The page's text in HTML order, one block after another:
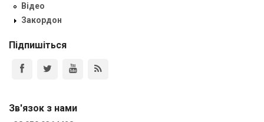
Відео
Закордон
Підпишіться
Зв'язок з нами